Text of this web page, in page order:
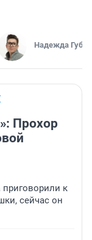
Надежда
Прохор
приговорили к
сейчас он